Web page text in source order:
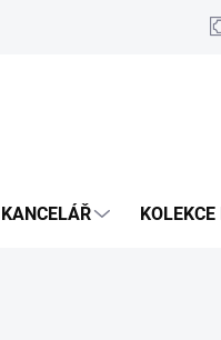
ochrany osobních údajů